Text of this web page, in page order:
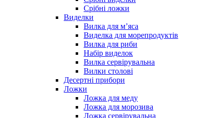
Срібні ложки
Виделки
Вилка для м’яса
Виделка для морепродуктів
Вилка для риби
Набір виделок
Вилка сервірувальна
Вилки столові
Десертні прибори
Ложки
Ложка для меду
Ложка для морозива
Ложка сервірувальна